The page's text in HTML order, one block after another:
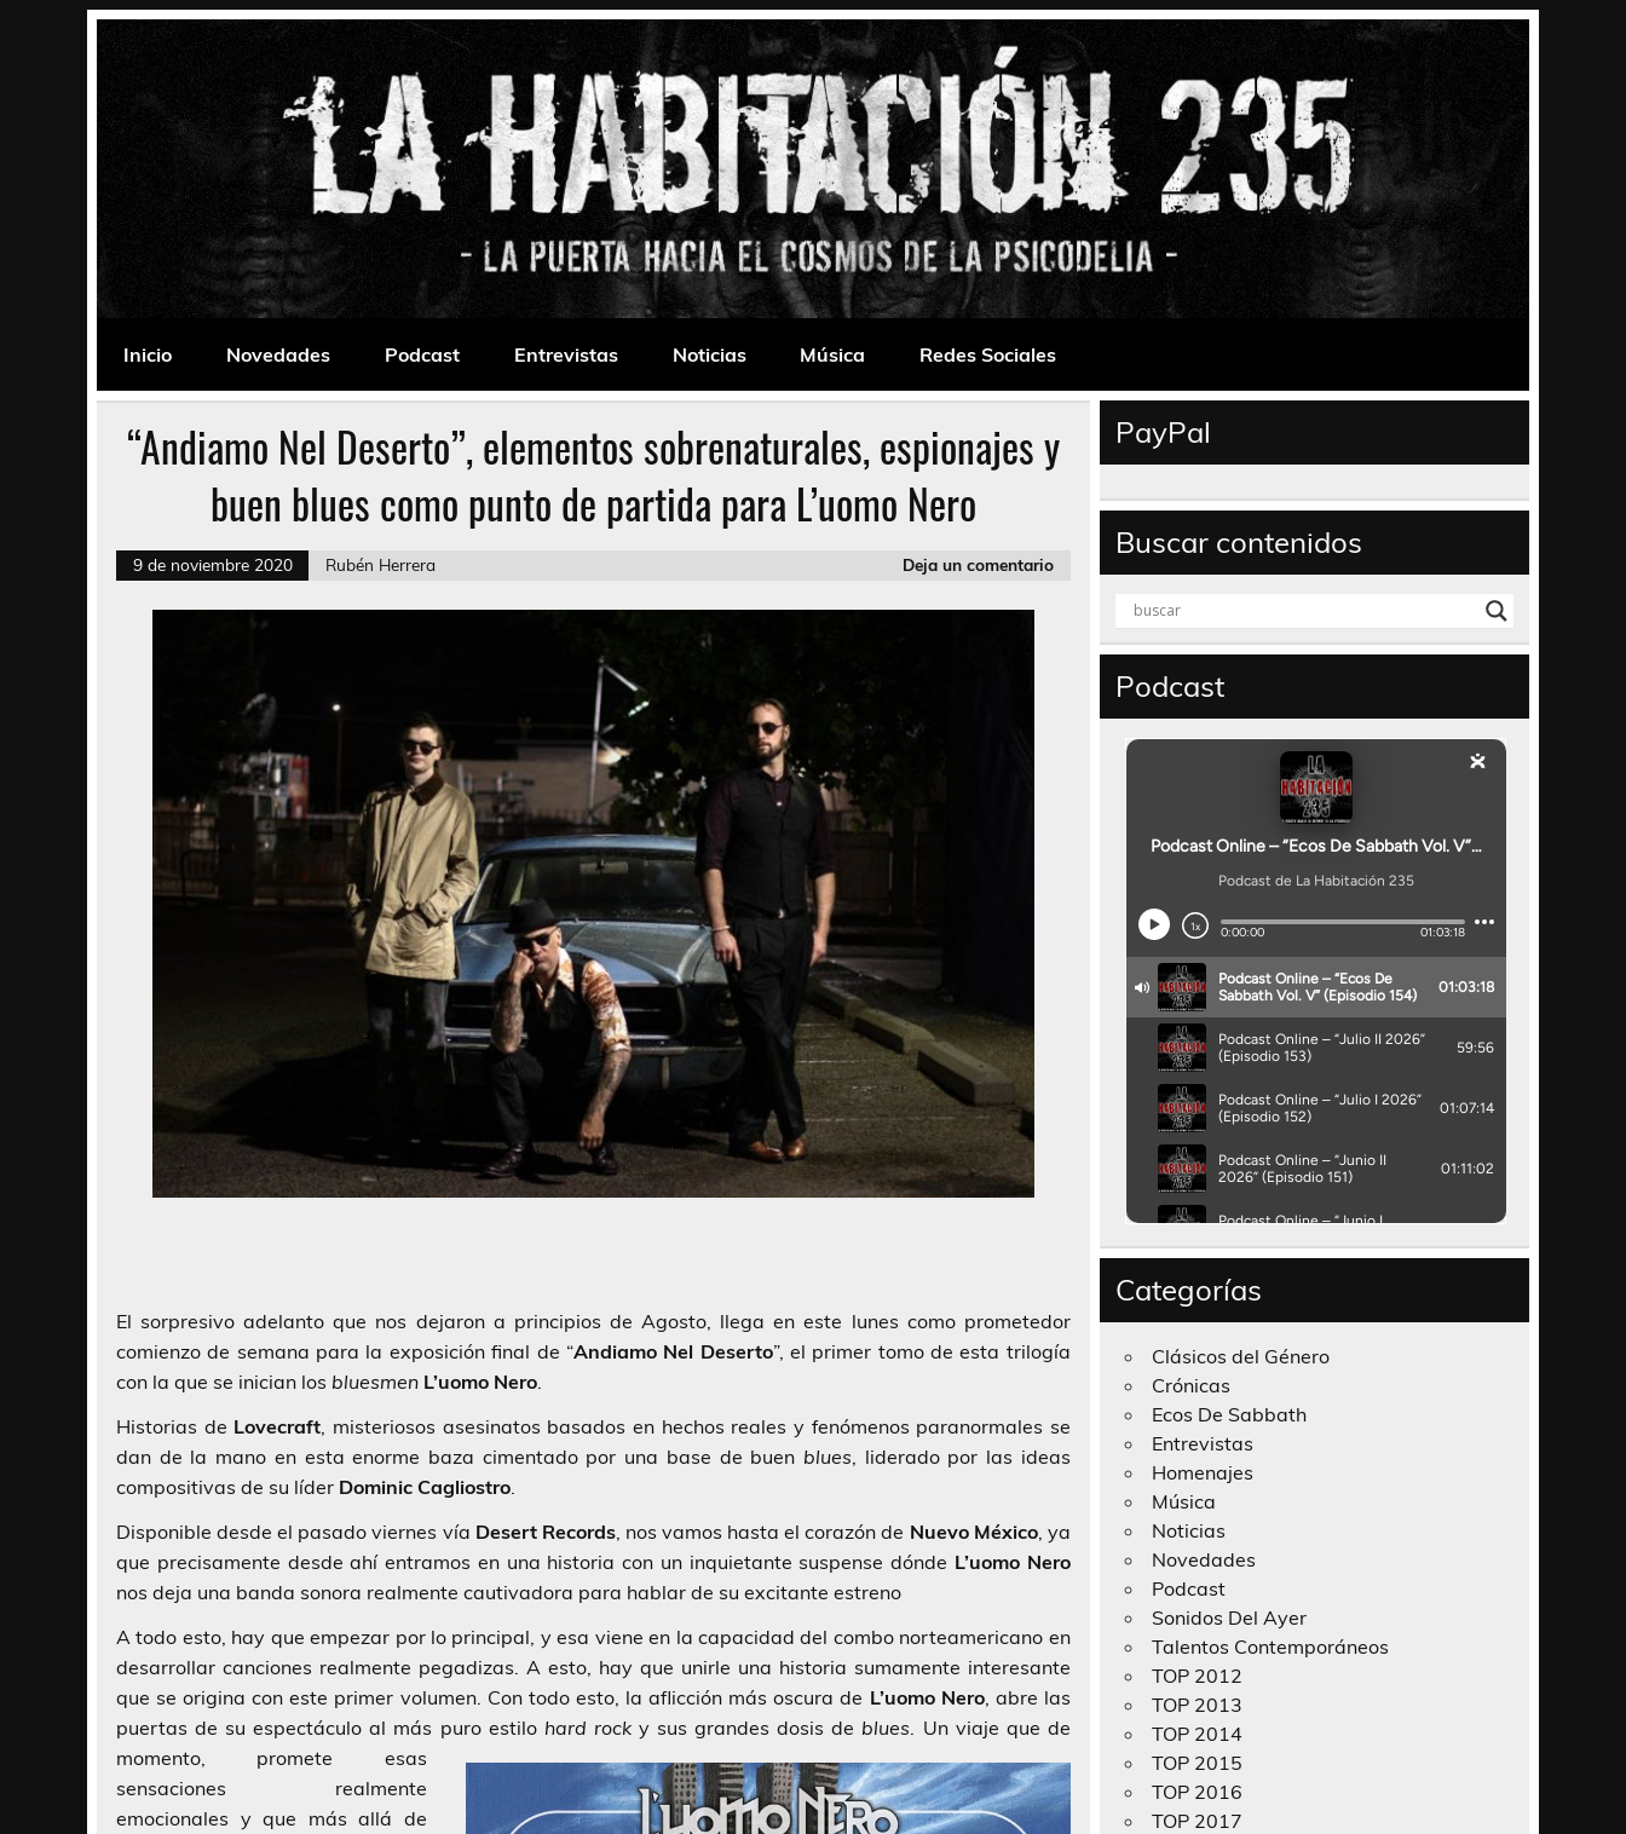
La Habitación 235
Inicio
Novedades Podcast Entrevistas Noticias Música Redes Sociales
“Andiamo Nel Deserto”, elementos sobrenaturales, espionajes y
buen blues como punto de partida para L’uomo Nero
9 de noviembre 2020 Rubén Herrera Deja un comentario
El sorpresivo adelanto que nos dejaron a principios de Agosto, llega en este lunes como prometedor
comienzo de semana para la exposición final de “Andiamo Nel Deserto”, el primer tomo de esta trilogía
con la que se inician los bluesmen L’uomo Nero.
Historias de Lovecraft, misteriosos asesinatos basados en hechos reales y fenómenos paranormales se
dan de la mano en esta enorme baza cimentado por una base de buen blues, liderado por las ideas
compositivas de su líder Dominic Cagliostro.
Disponible desde el pasado viernes vía Desert Records, nos vamos hasta el corazón de Nuevo México, ya
que precisamente desde ahí entramos en una historia con un inquietante suspense dónde L’uomo Nero
nos deja una banda sonora realmente cautivadora para hablar de su excitante estreno
A todo esto, hay que empezar por lo principal, y esa viene en la capacidad del combo norteamericano en
desarrollar canciones realmente pegadizas. A esto, hay que unirle una historia sumamente interesante
que se origina con este primer volumen. Con todo esto, la aflicción más oscura de L’uomo Nero, abre las
puertas de su espectáculo al más puro estilo hard rocky sus grandes dosis de blues. Un viaje que de
momento, promete esas
sensaciones realmente
emocionales y que más allá de
PayPal
Buscar contenidos
Podcast
Categorías
Clásicos del Género
Crónicas
Ecos De Sabbath
Entrevistas
Homenajes
Música
Noticias
Novedades
Podcast
Sonidos Del Ayer
Talentos Contemporáneos
TOP 2012
TOP 2013
TOP 2014
TOP 2015
TOP 2016
TOP 2017